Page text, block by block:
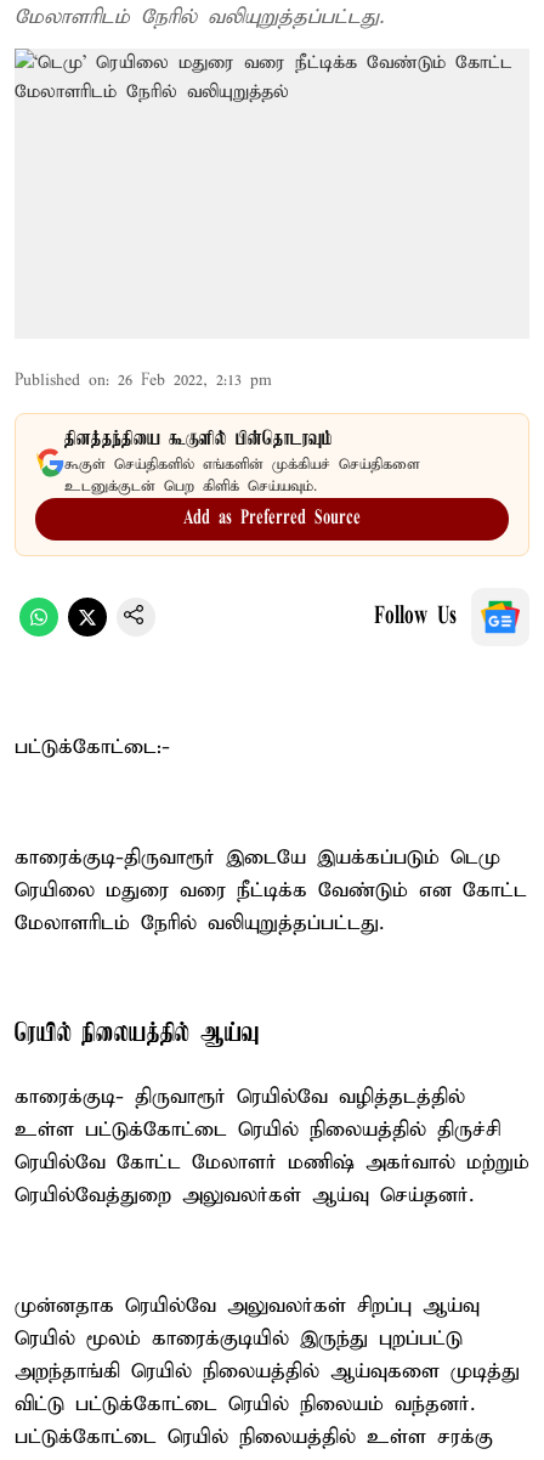
மேலாளரிடம் நேரில் வலியுறுத்தப்பட்டது.
Published on: 26 Feb 2022, 2:13 pm
தினத்தந்தியை கூகுளில் பின்தொடரவும்
கூகுள் செய்திகளில் எங்களின் முக்கியச் செய்திகளை
உடனுக்குடன் பெற கிளிக் செய்யவும்.
Add as Preferred Source
Follow Us
பட்டுக்கோட்டை:-
காரைக்குடி-திருவாரூர் இடையே இயக்கப்படும் டெமு
ரெயிலை மதுரை வரை நீட்டிக்க வேண்டும் என கோட்ட
மேலாளரிடம் நேரில் வலியுறுத்தப்பட்டது.
ரெயில் நிலையத்தில் ஆய்வு
காரைக்குடி- திருவாரூர் ரெயில்வே வழித்தடத்தில்
உள்ள பட்டுக்கோட்டை ரெயில் நிலையத்தில் திருச்சி
ரெயில்வே கோட்ட மேலாளர் மணிஷ் அகர்வால் மற்றும்
ரெயில்வேத்துறை அலுவலர்கள் ஆய்வு செய்தனர்.
முன்னதாக ரெயில்வே அலுவலர்கள் சிறப்பு ஆய்வு
ரெயில் மூலம் காரைக்குடியில் இருந்து புறப்பட்டு
அறந்தாங்கி ரெயில் நிலையத்தில் ஆய்வுகளை முடித்து
விட்டு பட்டுக்கோட்டை ரெயில் நிலையம் வந்தனர்.
பட்டுக்கோட்டை ரெயில் நிலையத்தில் உள்ள சரக்கு